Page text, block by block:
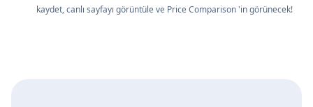
kaydet, canlı sayfayı görüntüle ve Price Comparison 'in görünecek!